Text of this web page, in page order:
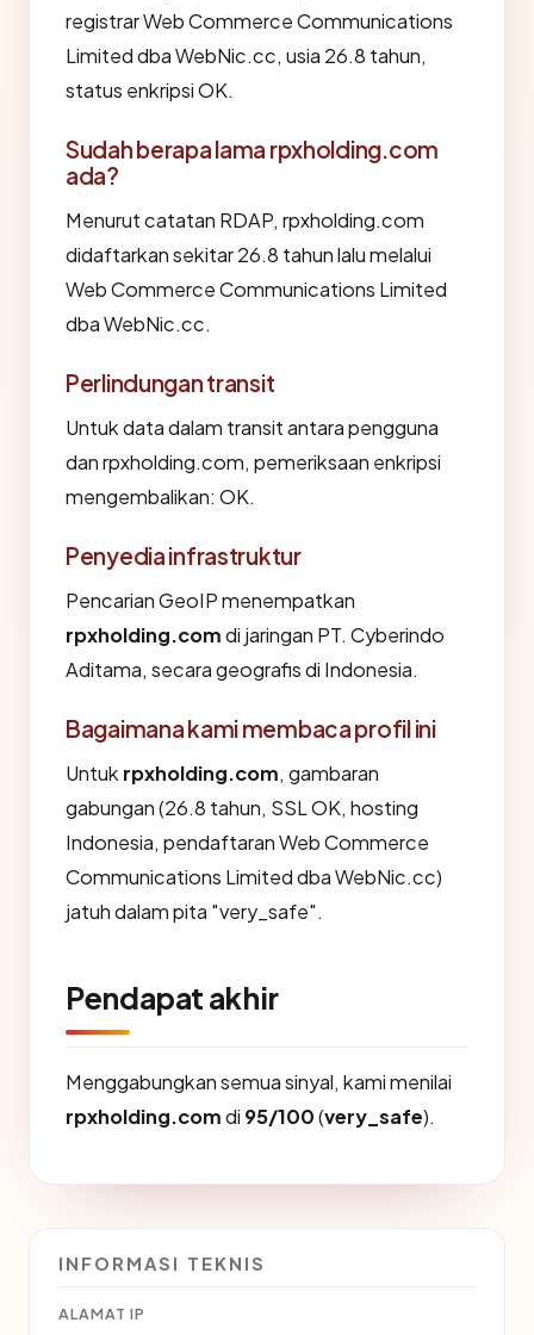
registrar Web Commerce Communications
Limited dba WebNic.cc, usia 26.8 tahun,
status enkripsi OK.
Sudah berapa lama rpxholding.com
ada?
Menurut catatan RDAP, rpxholding.com
didaftarkan sekitar 26.8 tahun lalu melalui
Web Commerce Communications Limited
dba WebNic.cc.
Perlindungan transit
Untuk data dalam transit antara pengguna
dan rpxholding.com, pemeriksaan enkripsi
mengembalikan: OK.
Penyedia infrastruktur
Pencarian GeoIP menempatkan
rpxholding.comdi jaringan PT. Cyberindo
Aditama, secara geografis di Indonesia.
Bagaimana kami membaca profil ini
Untuk rpxholding.com, gambaran
gabungan (26.8 tahun, SSL OK, hosting
Indonesia, pendaftaran Web Commerce
Communications Limited dba WebNic.cc)
jatuh dalam pita "very_safe".
Pendapat akhir
Menggabungkan semua sinyal, kami menilai
rpxholding.comdi 95/100(very_safe).
INFORMASI TEKNIS
ALAMAT IP